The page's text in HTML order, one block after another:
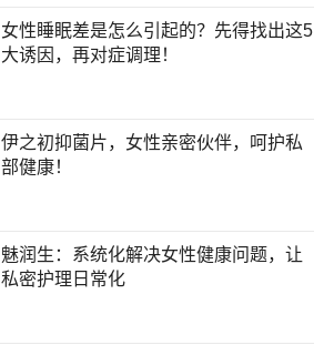
女性睡眠差是怎么引起的？先得找出这5
大诱因，再对症调理！
伊之初抑菌片，女性亲密伙伴，呵护私
部健康！
魅润生：系统化解决女性健康问题，让
私密护理日常化